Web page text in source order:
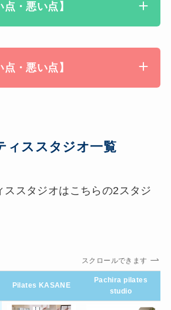
・悪い点】
・悪い点】
ィススタジオ一覧
ススタジオはこちらの2スタジ
スクロールできます
Pilates KASANE
Pachira pilates
studio